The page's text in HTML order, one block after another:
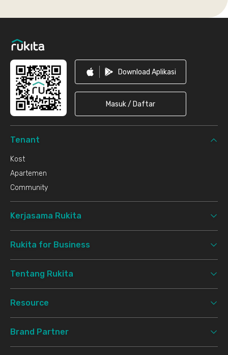
Download Aplikasi
Masuk / Daftar
Tenant
Kost
Apartemen
Community
Kerjasama Rukita
Rukita for Business
Tentang Rukita
Resource
Brand Partner